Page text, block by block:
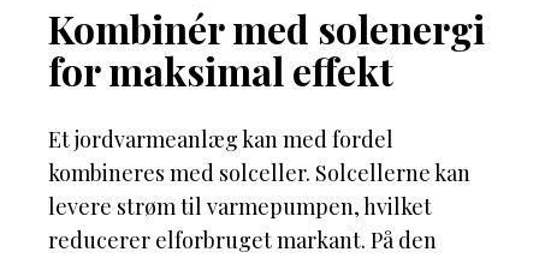
Kombinér med solenergi
for maksimal effekt
Et jordvarmeanlæg kan med fordel
kombineres med solceller. Solcellerne kan
levere strøm til varmepumpen, hvilket
reducerer elforbruget markant. På den